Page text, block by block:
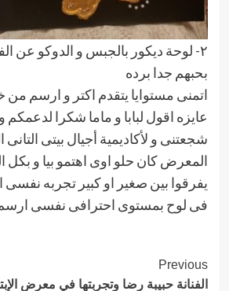
٢- لوحة ديكور بالجبس و الدوكو عن
بحبهم جدا برده
اتمنى مستوايا يتقدم اكتر و ارسم من
عايزه اقول لبابا و ماما شكرا لدعمكم
شجعتنى و لأكاديمية أجيال بيتى
المعرض كان حلو اوى اهتمو بيا و بكل
يفرقوا بين صغير او كبير تجربه نفسى
فى لوح بمستوى احترافى نفسى
Post
Previous
الفنانة حبيبة رضا وتجربتها في معرض